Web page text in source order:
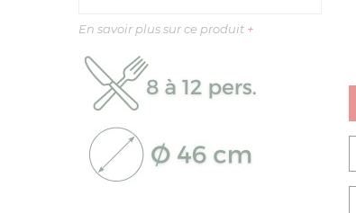
En savoir plus sur ce produit +